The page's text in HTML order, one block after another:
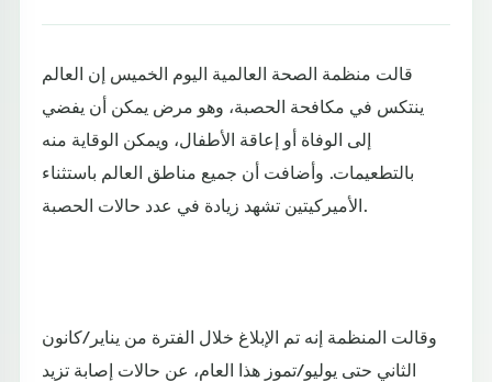
قالت منظمة الصحة العالمية اليوم الخميس إن العالم
ينتكس في مكافحة الحصبة، وهو مرض يمكن أن يفضي
إلى الوفاة أو إعاقة الأطفال، ويمكن الوقاية منه
بالتطعيمات. وأضافت أن جميع مناطق العالم باستثناء
الأميركيتين تشهد زيادة في عدد حالات الحصبة.
وقالت المنظمة إنه تم الإبلاغ خلال الفترة من يناير/كانون
الثاني حتى يوليو/تموز هذا العام، عن حالات إصابة تزيد